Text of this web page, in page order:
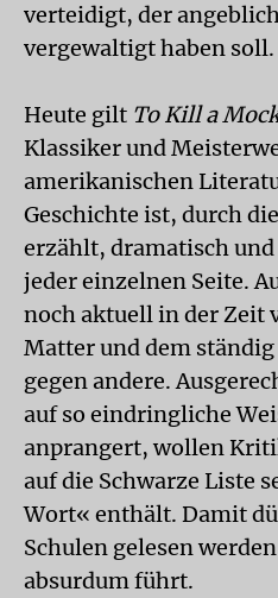
verteidigt, der
vergewaltigt haben
Heute gilt To Kill a
Klassiker und
amerikanischen
Geschichte ist, durch
erzählt, dramatisch
jeder einzelnen Seite.
noch aktuell in der Zeit
Matter und dem ständig
gegen andere.
auf so eindringliche
anprangert, wollen
auf die Schwarze Liste
Wort« enthält. Damit
Schulen gelesen
absurdum führt.